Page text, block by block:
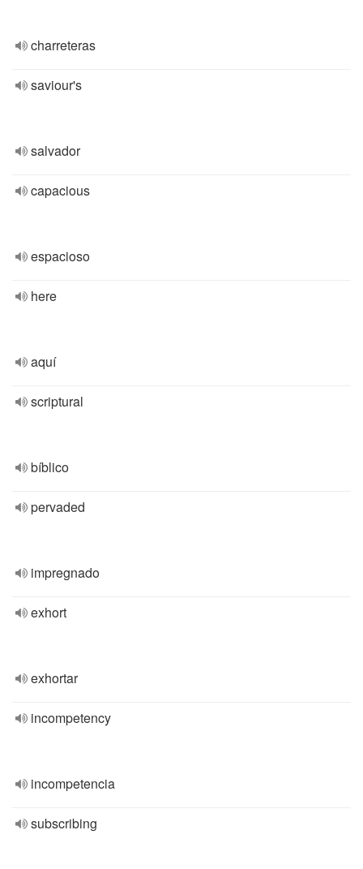
charreteras
saviour's
salvador
capacious
espacioso
here
aquí
scriptural
bíblico
pervaded
impregnado
exhort
exhortar
incompetency
incompetencia
subscribing